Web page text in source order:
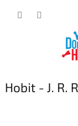
Hobit - J. R.